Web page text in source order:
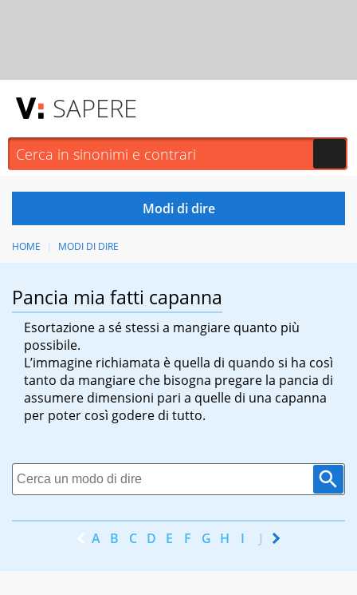
SAPERE
HOME MODI DI DIRE
Pancia mia fatti capanna
Esortazione a sé stessi a mangiare quanto più
possibile.
L’immagine richiamata è quella di quando si ha così
tanto da mangiare che bisogna pregare la pancia di
assumere dimensioni pari a quelle di una capanna
per poter così godere di tutto.
A B C D E F G H I J K